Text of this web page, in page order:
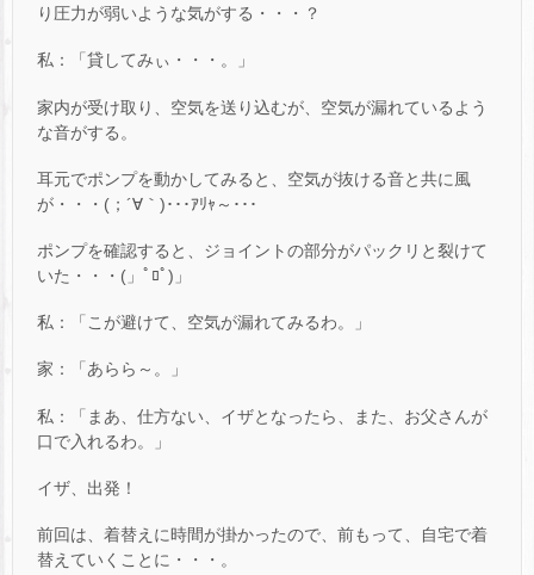
り圧力が弱いような気がする・・・？
私：「貸してみぃ・・・。」
家内が受け取り、空気を送り込むが、空気が漏れているよう
な音がする。
耳元でポンプを動かしてみると、空気が抜ける音と共に風
が・・・(；´∀｀)･･･ｱﾘｬ～･･･
ポンプを確認すると、ジョイントの部分がパックリと裂けて
いた・・・(」ﾟﾛﾟ)」
私：「こが避けて、空気が漏れてみるわ。」
家：「あらら～。」
私：「まあ、仕方ない、イザとなったら、また、お父さんが
口で入れるわ。」
イザ、出発！
前回は、着替えに時間が掛かったので、前もって、自宅で着
替えていくことに・・・。